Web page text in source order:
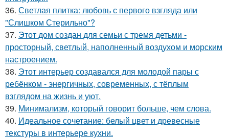
36. Светлая плитка: любовь с первого взгляда или
"Слишком Стерильно"?
37. Этот дом создан для семьи с тремя детьми -
просторный, светлый, наполненный воздухом и морским
настроением.
38. Этот интерьер создавался для молодой пары с
ребёнком - энергичных, современных, с тёплым
взглядом на жизнь и уют.
39. Минимализм, который говорит больше, чем слова.
40. Идеальное сочетание: белый цвет и древесные
текстуры в интерьере кухни.